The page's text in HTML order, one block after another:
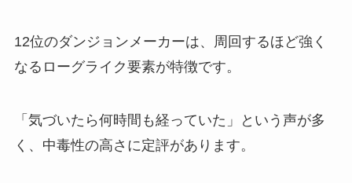
12位のダンジョンメーカーは、周回するほど強く
なるローグライク要素が特徴です。
「気づいたら何時間も経っていた」という声が多
く、中毒性の高さに定評があります。